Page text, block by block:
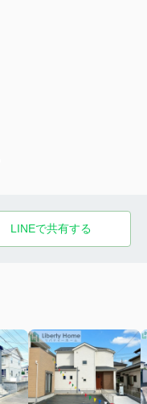
LINEで共有する